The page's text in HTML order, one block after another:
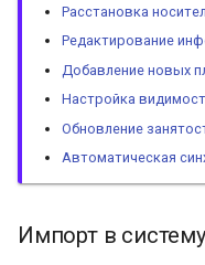
Расстановка
Редактирование
Добавление новых
Настройка
Обновление
Автоматическая
Импорт в